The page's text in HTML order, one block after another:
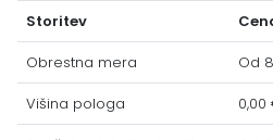
Storitev
Obrestna mera
Od
Višina pologa
0,00